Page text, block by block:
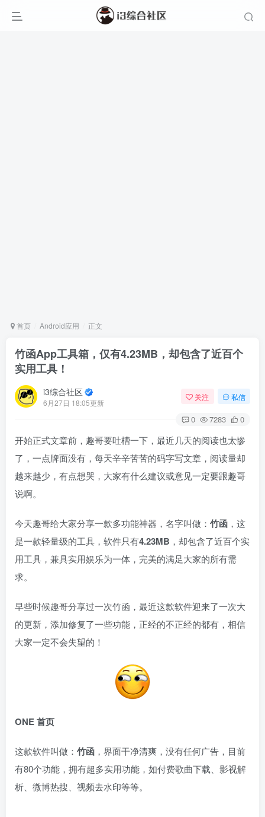
首页 Android应用 正文
竹函App工具箱，仅有4.23MB，却包含了近百个
实用工具！
i3综合社区
6月27日 18:05更新
关注 私信
0 7283 0
开始正式文章前，趣哥要吐槽一下，最近几天的阅读也太惨
了，一点牌面没有，每天辛辛苦苦的码字写文章，阅读量却
越来越少，有点想哭，大家有什么建议或意见一定要跟趣哥
说啊。
今天趣哥给大家分享一款多功能神器，名字叫做： 竹函 ，这
是一款轻量级的工具，软件只有4.23MB ，却包含了近百个实
用工具，兼具实用娱乐为一体，完美的满足大家的所有需
求。
早些时候趣哥分享过一次竹函，最近这款软件迎来了一次大
的更新，添加修复了一些功能，正经的不正经的都有，相信
大家一定不会失望的！
ONE首页
这款软件叫做： 竹函 ，界面干净清爽，没有任何广告，目前
有80个功能，拥有超多实用功能，如付费歌曲下载、影视解
析、微博热搜、视频去水印等等。